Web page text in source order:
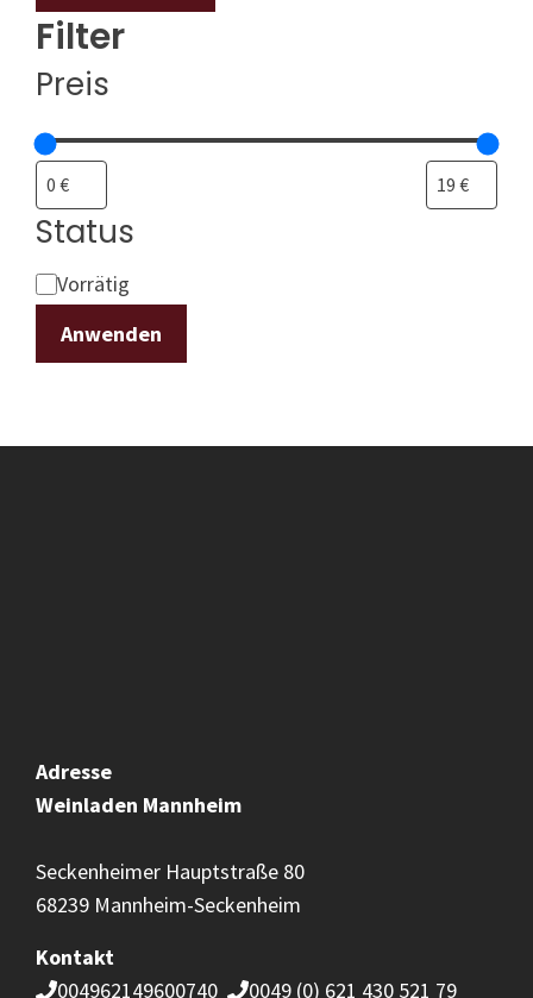
Filter
Preis
Status
Status
Vorrätig
Anwenden
Adresse
Weinladen Mannheim
Seckenheimer Hauptstraße 80
68239 Mannheim-Seckenheim
Kontakt
004962149600740
0049 (0) 621 430 521 79